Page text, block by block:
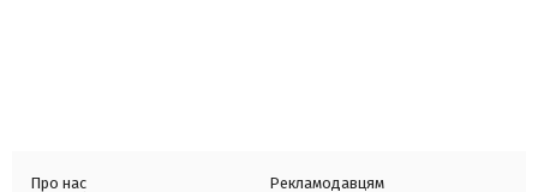
Про нас
Рекламодавцям